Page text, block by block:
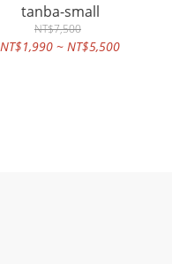
tanba-small
NT$7,500
NT$1,990 ~ NT$5,500